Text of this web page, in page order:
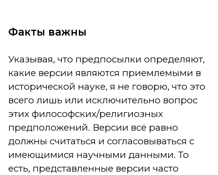
Факты важны
Указывая, что предпосылки определяют,
какие версии являются приемлемыми в
исторической науке, я не говорю, что это
всего лишь или исключительно вопрос
этих философских/религиозных
предположений. Версии всё равно
должны считаться и согласовываться с
имеющимися научными данными. То
есть, представленные версии часто